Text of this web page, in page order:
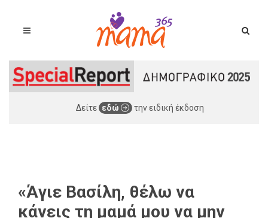
Δείτε εδώ την ειδική έκδοση
«Άγιε Βασίλη, θέλω να
κάνεις τη μαμά μου να μην